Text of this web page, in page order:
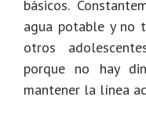
básicos.
agua potable y no
otros
porque no hay
mantener la línea